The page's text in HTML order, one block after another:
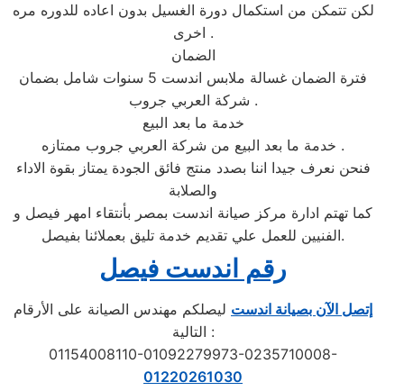
لكن تتمكن من استكمال دورة الغسيل بدون اعاده للدوره مره
اخرى .
الضمان
فترة الضمان غسالة ملابس اندست 5 سنوات شامل بضمان
شركة العربي جروب .
خدمة ما بعد البيع
خدمة ما بعد البيع من شركة العربي جروب ممتازه .
فنحن نعرف جيدا اننا بصدد منتج فائق الجودة يمتاز بقوة الاداء
والصلابة
كما تهتم ادارة مركز صيانة اندست بمصر بأنتقاء امهر فيصل و
الفنيين للعمل علي تقديم خدمة تليق بعملائنا بفيصل.
رقم اندست فيصل
إتصل الآن بصيانة اندست ليصلكم مهندس الصيانة على الأرقام
التالية :
01154008110-01092279973-0235710008-
01220261030